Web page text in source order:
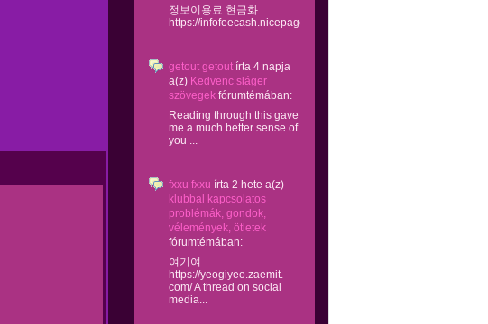
정보이용료 현금화
https://infofeecash.nicepage...
getout getout írta 4 napja
a(z) Kedvenc sláger
szövegek fórumtémában:
Reading through this gave
me a much better sense of
you ...
fxxu fxxu írta 2 hete a(z)
klubbal kapcsolatos
problémák, gondok,
vélemények, ötletek
fórumtémában:
여기여
https://yeogiyeo.zaemit.
com/ A thread on social
media...